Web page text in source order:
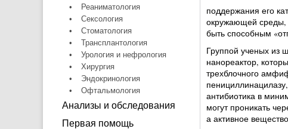
•
Реаниматология
•
Сексология
•
Стоматология
•
Трансплантология
•
Урология и нефрология
•
Хирургия
•
Эндокринология
•
Офтальмология
Анализы и обследования
Первая помощь
поддержания его
окружающей среды,
быть способным
Группой ученых из
нанореактор,
трехблочного
антибиотика в
могут проникать
а активное